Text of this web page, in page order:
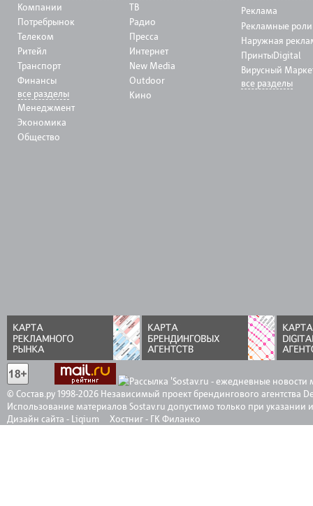
Компании
Потребрынок
Телеком
Ритейл
Транспорт
Финансы
все разделы
Менеджмент
Экономика
Общество
ТВ
Радио
Пресса
Интернет
New Media
Outdoor
Кино
Реклама
Рекламные
Наружная
ПринтыDigital
Вирусный
все разделы
© Состав.ру 1998-2026 Независимый проект брендингового агентства
Использование материалов Sostav.ru допустимо только при указании
Дизайн сайта - Liqium Хостниг - ГК Филанко